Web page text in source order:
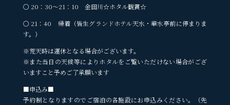
○ 20：30～21：10 金田川☆ホタル観賞☆
○ 21：40 帰着（皆生グランドホテル天水・華水亭前に停まりま
す。）
※荒天時は運休となる場合がございます。
※また当日の天候等によりホタルをご覧いただけない場合がござ
いますこと予めご了承願います
■申込み■
予約制となりますのでご宿泊の各施設にお申込みください。（先